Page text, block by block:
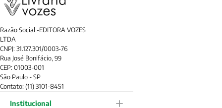
Razão Social -EDITORA VOZES
LTDA
CNPJ: 31.127.301/0003-76
Rua José Bonifácio, 99
CEP: 01003-001
São Paulo - SP
Contato: (11) 3101-8451
Institucional